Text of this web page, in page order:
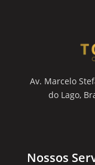
Av. Marcelo
do Lago,
Nossos